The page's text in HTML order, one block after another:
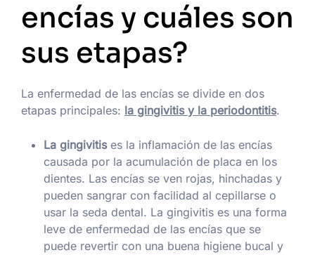
encías y cuáles son
sus etapas?
La enfermedad de las encías se divide en dos
etapas principales: la gingivitis y la periodontitis.
La gingivitises la inflamación de las encías
causada por la acumulación de placa en los
dientes. Las encías se ven rojas, hinchadas y
pueden sangrar con facilidad al cepillarse o
usar la seda dental. La gingivitis es una forma
leve de enfermedad de las encías que se
puede revertir con una buena higiene bucal y